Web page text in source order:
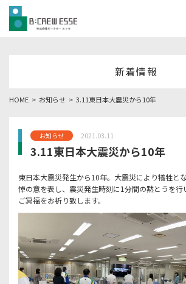
新着情報
HOME お知らせ 3.11東日本大震災から10年
お知らせ 2021.03.11
3.11東日本大震災から10年
東日本大震災発生から10年。大震災により犠牲と
悼の意を表し、震災発生時刻に1分間の黙とうを行
ご冥福をお祈り致します。